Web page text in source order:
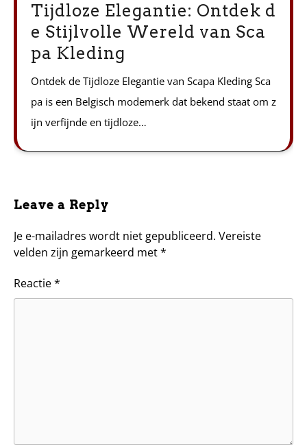
Tijdloze Elegantie: Ontdek d
e Stijlvolle Wereld van Sca
pa Kleding
Ontdek de Tijdloze Elegantie van Scapa Kleding Sca
pa is een Belgisch modemerk dat bekend staat om z
ijn verfijnde en tijdloze…
Leave a Reply
Je e-mailadres wordt niet gepubliceerd. Vereiste
velden zijn gemarkeerd met*
Reactie*